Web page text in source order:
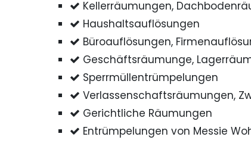
Kellerräumungen,
Haushaltsauflösungen
Büroauflösungen,
Geschäftsräumunge,
Sperrmüllentrümpelungen
Verlassenschaftsräumungen,
Gerichtliche Räumungen
Entrümpelungen von Messie